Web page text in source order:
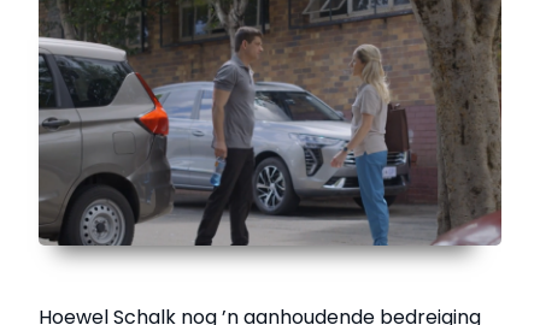
Hoewel Schalk nog ’n aanhoudende bedreiging